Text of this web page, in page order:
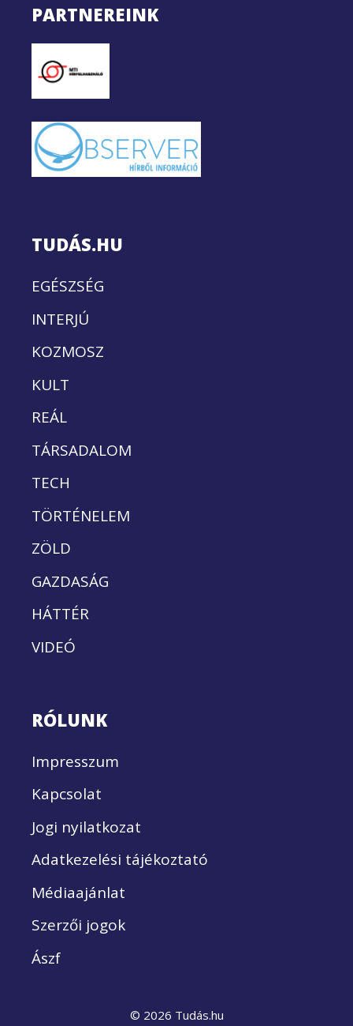
PARTNEREINK
TUDÁS.HU
EGÉSZSÉG
INTERJÚ
KOZMOSZ
KULT
REÁL
TÁRSADALOM
TECH
TÖRTÉNELEM
ZÖLD
GAZDASÁG
HÁTTÉR
VIDEÓ
RÓLUNK
Impresszum
Kapcsolat
Jogi nyilatkozat
Adatkezelési tájékoztató
Médiaajánlat
Szerzői jogok
Ászf
© 2026 Tudás.hu